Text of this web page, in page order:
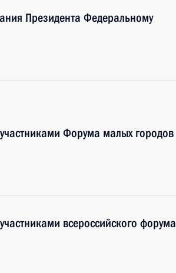
Президента Федеральному
Форума малых городов
всероссийского форума